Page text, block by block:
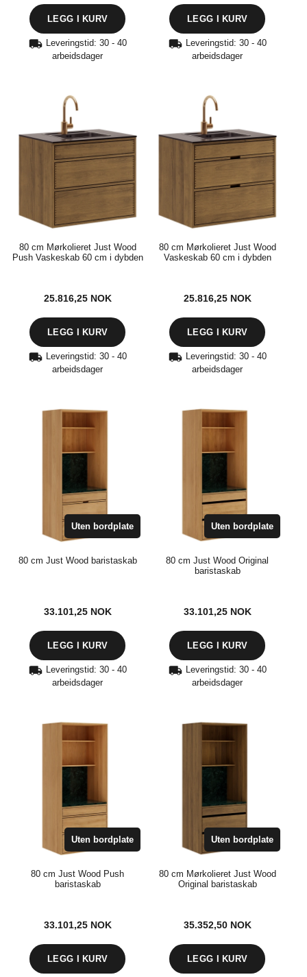
Leveringstid: 30 - 40
arbeidsdager
80 cm Mørkolieret Just Wood
Push Vaskeskab 60 cm i dybden
25.816,25 NOK
Leveringstid: 30 - 40
arbeidsdager
80 cm Mørkolieret Just Wood
Vaskeskab 60 cm i dybden
25.816,25 NOK
Leveringstid: 30 - 40
arbeidsdager
Uten bordplate
80 cm Just Wood baristaskab
33.101,25 NOK
Leveringstid: 30 - 40
arbeidsdager
Uten bordplate
80 cm Just Wood Original
baristaskab
33.101,25 NOK
Leveringstid: 30 - 40
arbeidsdager
Uten bordplate
80 cm Just Wood Push
baristaskab
33.101,25 NOK
Leveringstid: 30 - 40
arbeidsdager
Uten bordplate
80 cm Mørkolieret Just Wood
Original baristaskab
35.352,50 NOK